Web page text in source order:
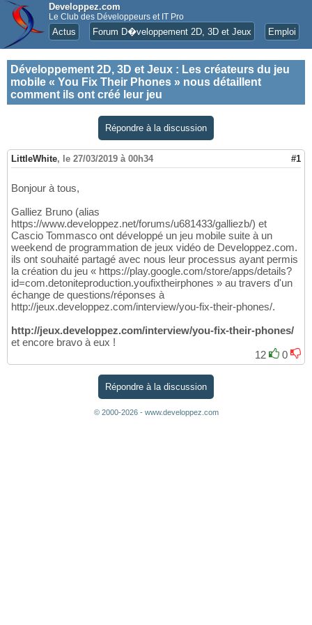
Developpez.com
Le Club des Développeurs et IT Pro
Actus Forum D�veloppement 2D, 3D et Jeux Emploi
Développement 2D, 3D et Jeux : Les créateurs du jeu
mobile « You Fix Their Phones » nous détaillent
comment ils ont créé leur jeu
Répondre à la discussion
LittleWhite, le 27/03/2019 à 00h34 #1
Bonjour à tous,
Galliez Bruno (alias
https://www.developpez.net/forums/u681433/galliezb/) et
Cascio Tommasco ont développé un jeu mobile suite à un
weekend de programmation de jeux vidéo de Developpez.com.
ils ont souhaité partagé avec nous leur processus ayant permis
la création du jeu « https://play.google.com/store/apps/details?
id=com.detoniteproduction.youfixtheirphones » au travers d'un
échange de questions/réponses à
http://jeux.developpez.com/interview/you-fix-their-phones/.
http://jeux.developpez.com/interview/you-fix-their-phones/
et encore bravo à eux !
12
0
Répondre à la discussion
© 2000-2026 - www.developpez.com